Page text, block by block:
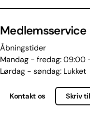
Medlemsservice
Åbningstider
Mandag - fredag: 09:00
Lørdag - søndag: Lukket
Kontakt os Skriv